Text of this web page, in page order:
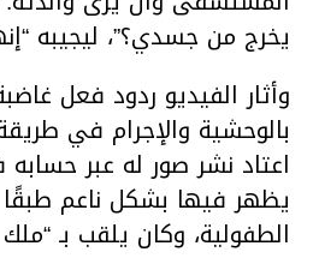
يخرج من جسدي؟”، ليجيبه
وأثار الفيديو ردود فعل
بالوحشية والإجرام في
اعتاد نشر صور له عبر حسابه
يظهر فيها بشكل ناعم طبقًا
الطفولية، وكان يلقب بـ “ملك